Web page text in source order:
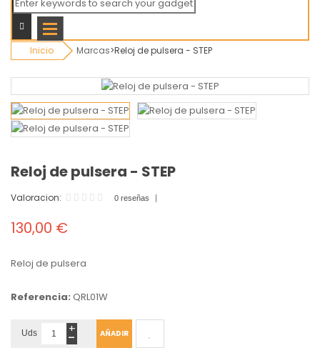
Inicio Marcas>Reloj de pulsera - STEP
Reloj de pulsera - STEP
Valoracion: 0 reseñas
130,00 €
Reloj de pulsera
Referencia: QRL01W
Uds +
- AÑADIR